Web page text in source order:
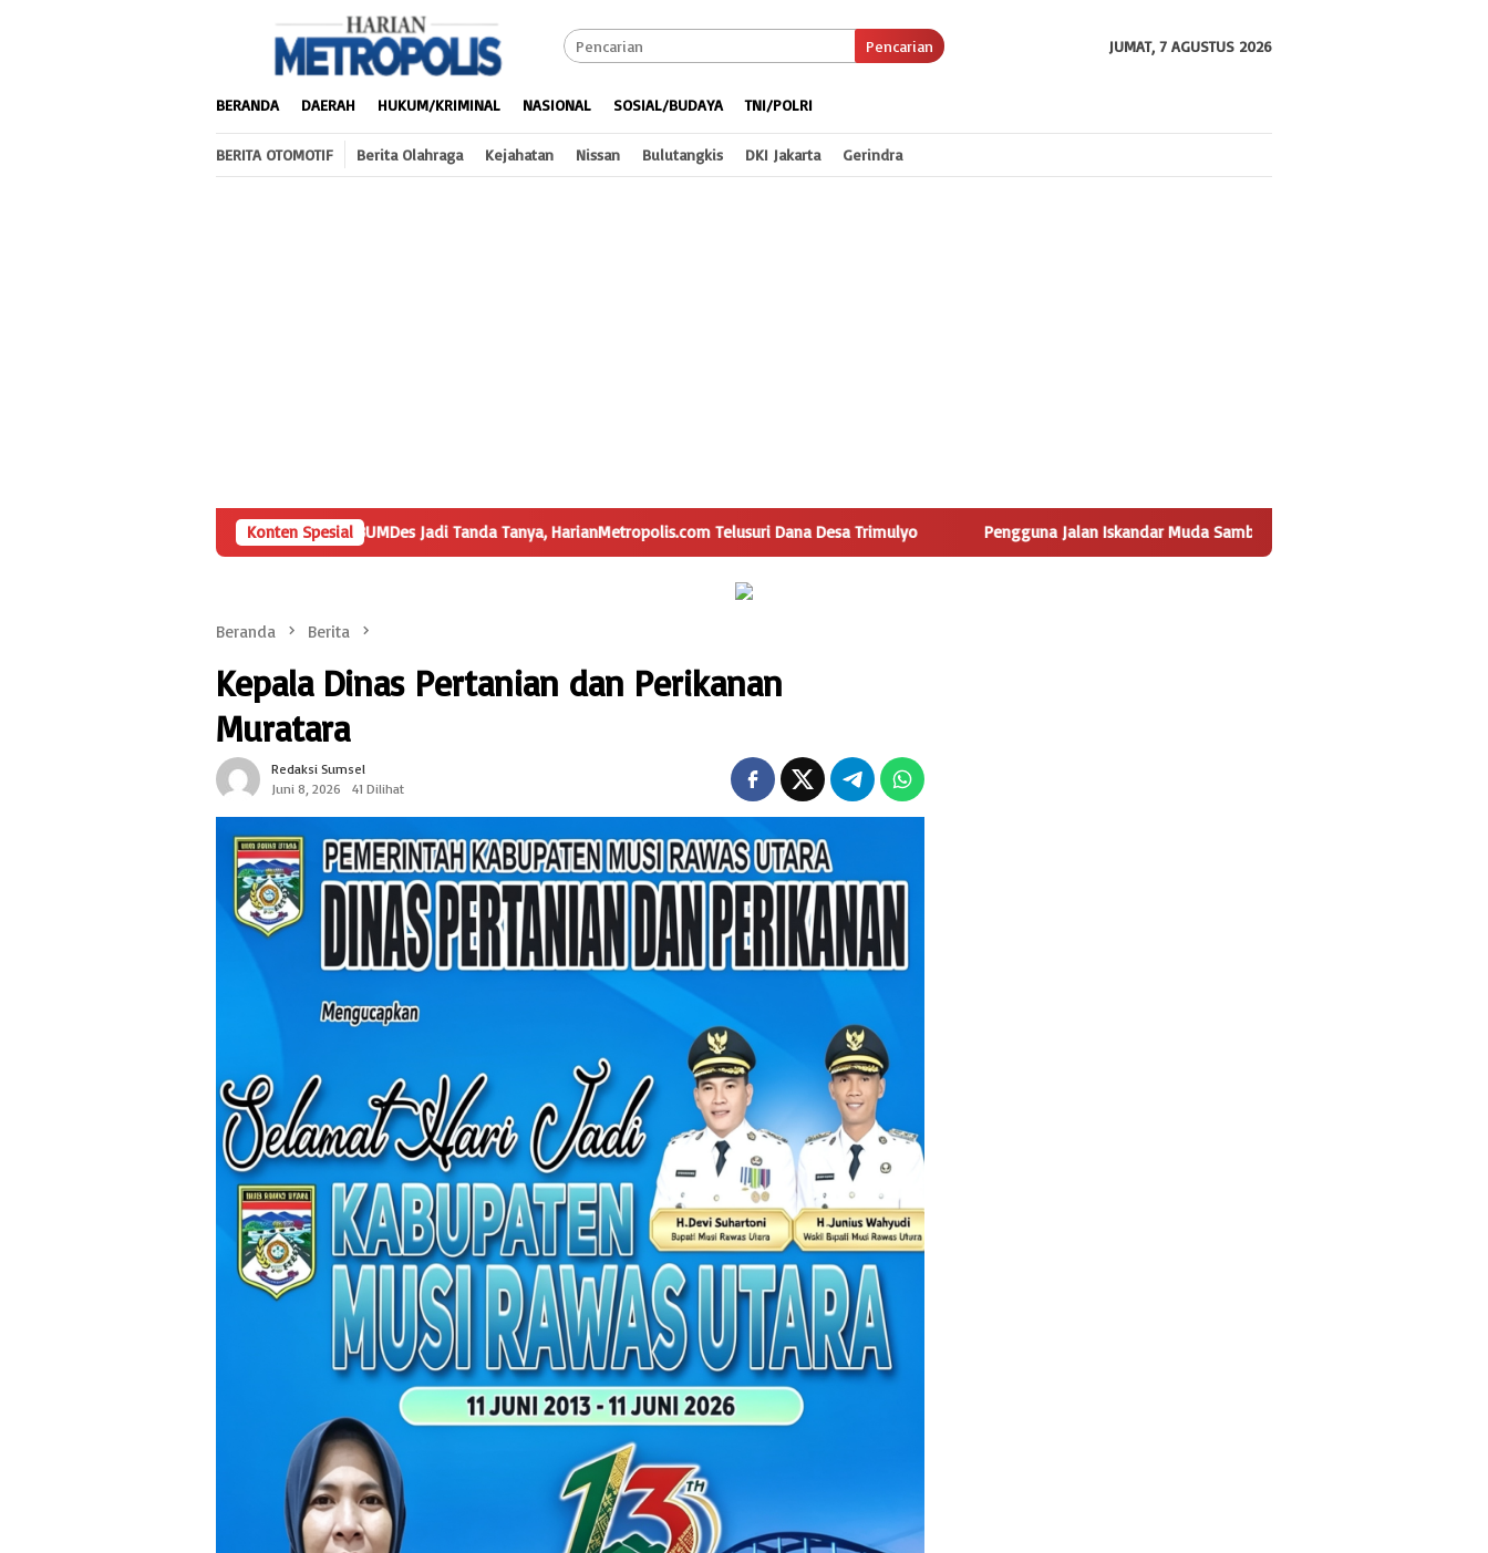
Pencarian JUMAT, 7 AGUSTUS 2026
BERANDA DAERAH HUKUM/KRIMINAL NASIONAL SOSIAL/BUDAYA TNI/POLRI
BERITA OTOMOTIF Berita Olahraga Kejahatan Nissan Bulutangkis DKI Jakarta Gerindra
Konten Spesial
Angka Penyertaan Modal BUMDes Jadi Tanda Tanya, HarianMetropolis.com Telusuri Dana Desa Trimulyo Pengguna Jalan Iskandar Muda Sambut Positif Pembangunan Tempat Pengelolaan
Beranda Berita
Kepala Dinas Pertanian dan Perikanan
Muratara
Redaksi Sumsel
Juni 8, 2026
41 Dilihat